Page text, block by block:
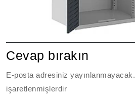
Cevap bırakın
E-posta adresiniz yayınlanmayacak.
işaretlenmişlerdir